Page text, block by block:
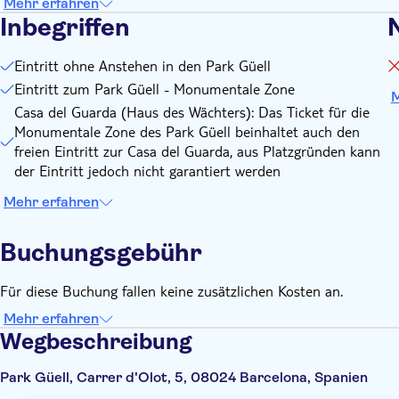
Inbegriffen
Eintritt ohne Anstehen in den Park Güell
Eintritt zum Park Güell - Monumentale Zone
Casa del Guarda (Haus des Wächters): Das Ticket für die
Monumentale Zone des Park Güell beinhaltet auch den
freien Eintritt zur Casa del Guarda, aus Platzgründen kann
der Eintritt jedoch nicht garantiert werden
Mehr erfahren
Buchungsgebühr
Für diese Buchung fallen keine zusätzlichen Kosten an.
Mehr erfahren
Wegbeschreibung
Park Güell, Carrer d'Olot, 5, 08024 Barcelona, Spanien